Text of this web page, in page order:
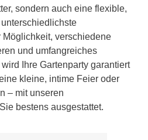
sondern auch eine flexible,
verschiedene
und umfangreiches
Ihre Gartenparty garantiert
kleine, intime Feier oder
– mit unseren
bestens ausgestattet.